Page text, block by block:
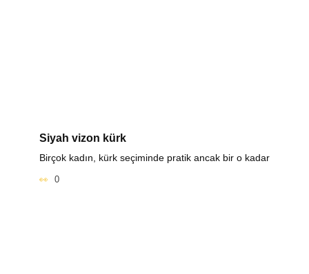
Siyah vizon kürk
Birçok kadın, kürk seçiminde pratik ancak bir o kadar
0